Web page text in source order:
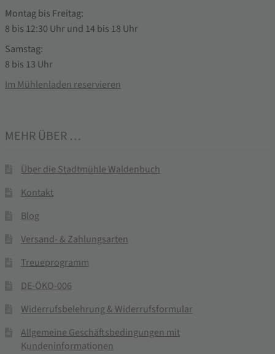
Montag bis Freitag:
8 bis 12:30 Uhr und 14 bis 18 Uhr
Samstag:
8 bis 13 Uhr
Im Mühlenladen reservieren
MEHR ÜBER …
Über die Stadtmühle Waldenbuch
Kontakt
Blog
Versand- & Zahlungsarten
Treueprogramm
DE-ÖKO-006
Widerrufsbelehrung & Widerrufsformular
Allgemeine Geschäftsbedingungen mit
Kundeninformationen